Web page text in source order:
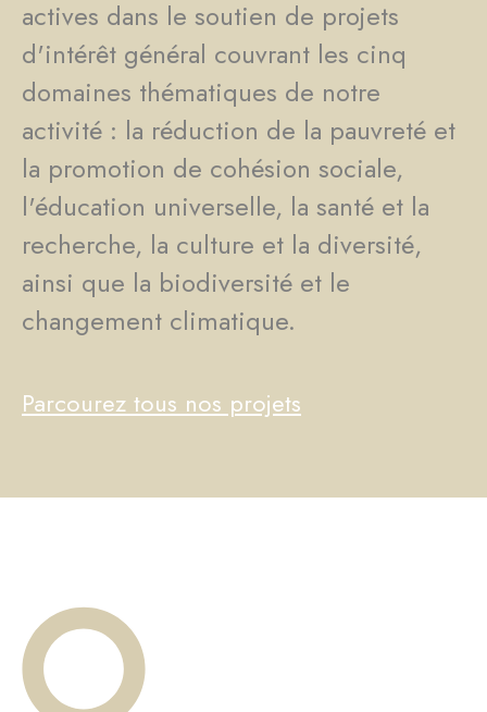
actives dans le soutien de projets
d'intérêt général couvrant les cinq
domaines thématiques de notre
activité : la réduction de la pauvreté et
la promotion de cohésion sociale,
l'éducation universelle, la santé et la
recherche, la culture et la diversité,
ainsi que la biodiversité et le
changement climatique.
Parcourez tous nos projets